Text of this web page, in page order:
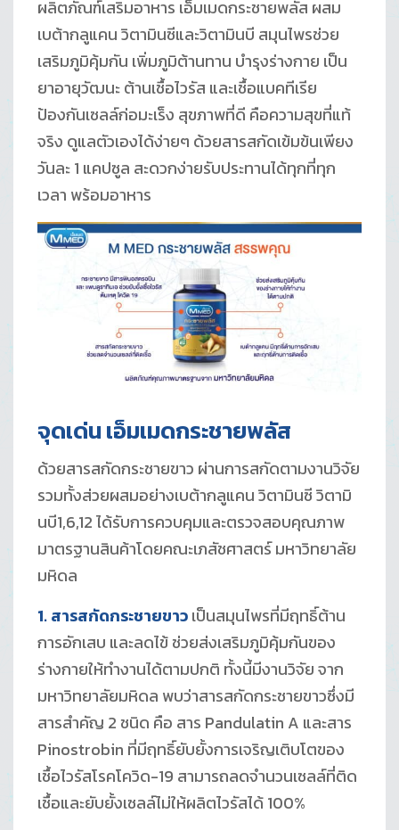
ผลิตภัณฑ์เสริมอาหาร เอ็มเมดกระชายพลัส ผสม
เบต้ากลูแคน วิตามินซีและวิตามินบี สมุนไพรช่วย
เสริมภูมิคุ้มกัน เพิ่มภูมิต้านทาน บำรุงร่างกาย เป็น
ยาอายุวัฒนะ ต้านเชื้อไวรัส และเชื้อแบคทีเรีย
ป้องกันเซลล์ก่อมะเร็ง สุขภาพที่ดี คือความสุขที่แท้
จริง ดูแลตัวเองได้ง่ายๆ ด้วยสารสกัดเข้มข้นเพียง
วันละ 1 แคปซูล สะดวกง่ายรับประทานได้ทุกที่ทุก
เวลา พร้อมอาหาร
จุดเด่น เอ็มเมดกระชายพลัส
ด้วยสารสกัดกระชายขาว ผ่านการสกัดตามงานวิจัย
รวมทั้งส่วยผสมอย่างเบต้ากลูแคน วิตามินซี วิตามิ
นบี1,6,12 ได้รับการควบคุมและตรวจสอบคุณภาพ
มาตรฐานสินค้าโดยคณะเภสัชศาสตร์ มหาวิทยาลัย
มหิดล
1. สารสกัดกระชายขาวเป็นสมุนไพรที่มีฤทธิ์ต้าน
การอักเสบ และลดไข้ ช่วยส่งเสริมภูมิคุ้มกันของ
ร่างกายให้ทำงานได้ตามปกติ ทั้งนี้มีงานวิจัย จาก
มหาวิทยาลัยมหิดล พบว่าสารสกัดกระชายขาวซึ่งมี
สารสำคัญ 2 ชนิด คือ สาร Pandulatin A และสาร
Pinostrobin ที่มีฤทธิ์ยับยั้งการเจริญเติบโตของ
เชื้อไวรัสโรคโควิด-19 สามารถลดจำนวนเซลล์ที่ติด
เชื้อและยับยั้งเซลล์ไม่ให้ผลิตไวรัสได้ 100%